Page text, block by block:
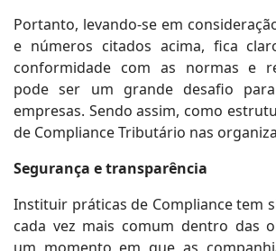
Portanto, levando-se em
e números citados acima, fica
conformidade com as normas e
pode ser um grande desafio
empresas. Sendo assim, como
de Compliance Tributário nas
Segurança e transparência
Instituir práticas de Compliance tem
cada vez mais comum dentro das